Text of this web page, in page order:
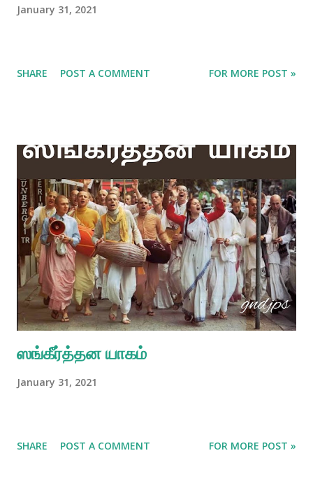
January 31, 2021
SHARE POST A COMMENT FOR MORE POST »
ஸங்கீர்த்தன யாகம்
January 31, 2021
SHARE POST A COMMENT FOR MORE POST »